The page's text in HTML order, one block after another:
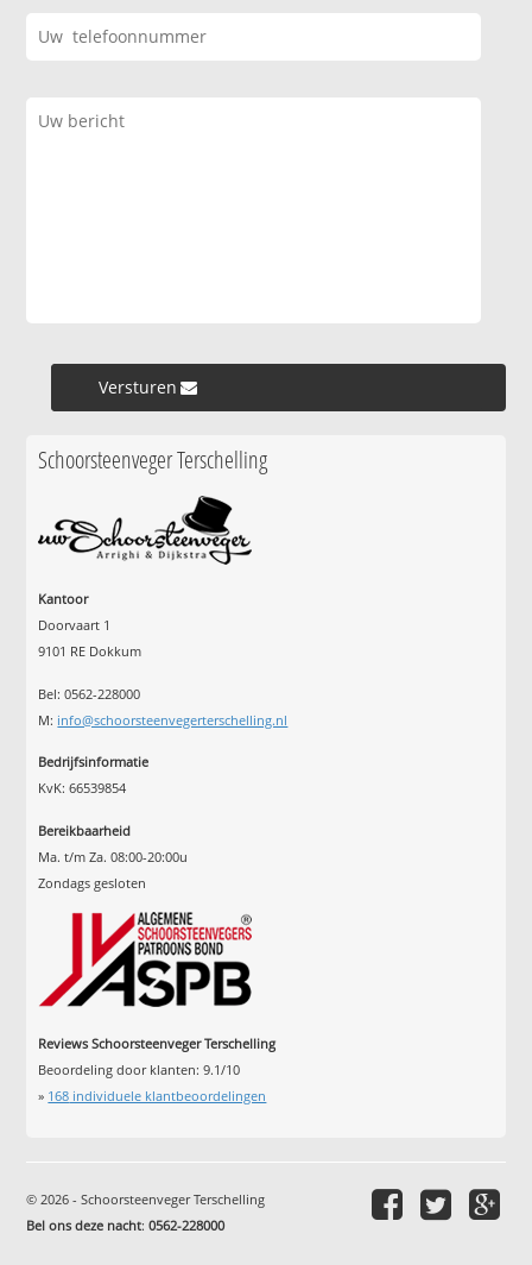
Versturen »
Schoorsteenveger Terschelling
Kantoor
Doorvaart 1
9101 RE Dokkum
Bel: 0562-228000
M: info@schoorsteenvegerterschelling.nl
Bedrijfsinformatie
KvK: 66539854
Bereikbaarheid
Ma. t/m Za. 08:00-20:00u
Zondags gesloten
Reviews Schoorsteenveger Terschelling
Beoordeling door klanten:9.1/10
» 168 individuele klantbeoordelingen
© 2026 - Schoorsteenveger Terschelling
Bel ons deze nacht:0562-228000